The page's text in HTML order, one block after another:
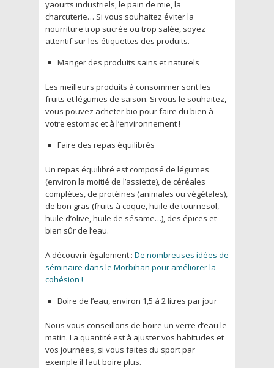
yaourts industriels, le pain de mie, la
charcuterie… Si vous souhaitez éviter la
nourriture trop sucrée ou trop salée, soyez
attentif sur les étiquettes des produits.
Manger des produits sains et naturels
Les meilleurs produits à consommer sont les
fruits et légumes de saison. Si vous le souhaitez,
vous pouvez acheter bio pour faire du bien à
votre estomac et à l’environnement !
Faire des repas équilibrés
Un repas équilibré est composé de légumes
(environ la moitié de l’assiette), de céréales
complètes, de protéines (animales ou végétales),
de bon gras (fruits à coque, huile de tournesol,
huile d’olive, huile de sésame…), des épices et
bien sûr de l’eau.
A découvrir également : De nombreuses idées de
séminaire dans le Morbihan pour améliorer la
cohésion !
Boire de l’eau, environ 1,5 à 2 litres par jour
Nous vous conseillons de boire un verre d’eau le
matin. La quantité est à ajuster vos habitudes et
vos journées, si vous faites du sport par
exemple il faut boire plus.